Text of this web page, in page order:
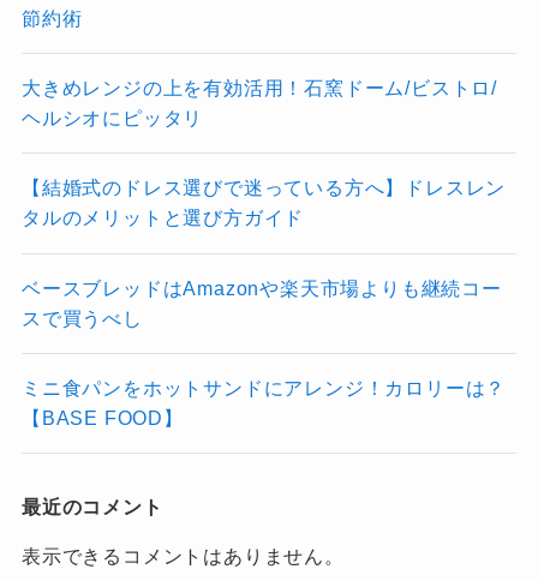
節約術
大きめレンジの上を有効活用！石窯ドーム/ビストロ/
ヘルシオにピッタリ
【結婚式のドレス選びで迷っている方へ】ドレスレン
タルのメリットと選び方ガイド
ベースブレッドはAmazonや楽天市場よりも継続コー
スで買うべし
ミニ食パンをホットサンドにアレンジ！カロリーは？
【BASE FOOD】
最近のコメント
表示できるコメントはありません。